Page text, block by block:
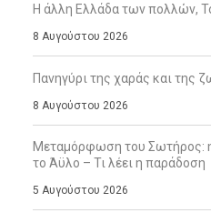
Η άλλη Ελλάδα των πολλών,
8 Αυγούστου 2026
Πανηγύρι της χαράς και της
8 Αυγούστου 2026
Μεταμόρφωση του Σωτήρος: η
το Άϋλο – Τι λέει η παράδοση
5 Αυγούστου 2026